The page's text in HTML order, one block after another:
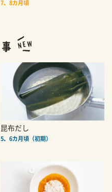
7、8カ月頃
昆布だし
5、6カ月頃（初期）